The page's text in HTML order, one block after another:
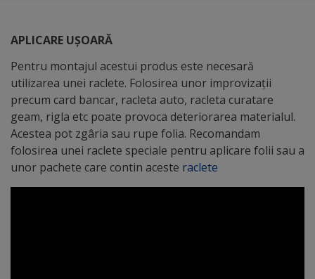
APLICARE UȘOARĂ
Pentru montajul acestui produs este necesară
utilizarea unei raclete. Folosirea unor improvizații
precum card bancar, racleta auto, racleta curatare
geam, rigla etc poate provoca deteriorarea materialul.
Acestea pot zgâria sau rupe folia. Recomandam
folosirea unei raclete speciale pentru aplicare folii sau a
unor pachete care contin aceste raclete